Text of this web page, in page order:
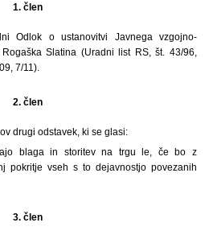
1. člen
Odlok o ustanovitvi Javnega vzgojno-
Slatina (Uradni list RS, št. 43/96,
7/11).
2. člen
drugi odstavek, ki se glasi:
blaga in storitev na trgu le, če bo z
pokritje vseh s to dejavnostjo povezanih
3. člen